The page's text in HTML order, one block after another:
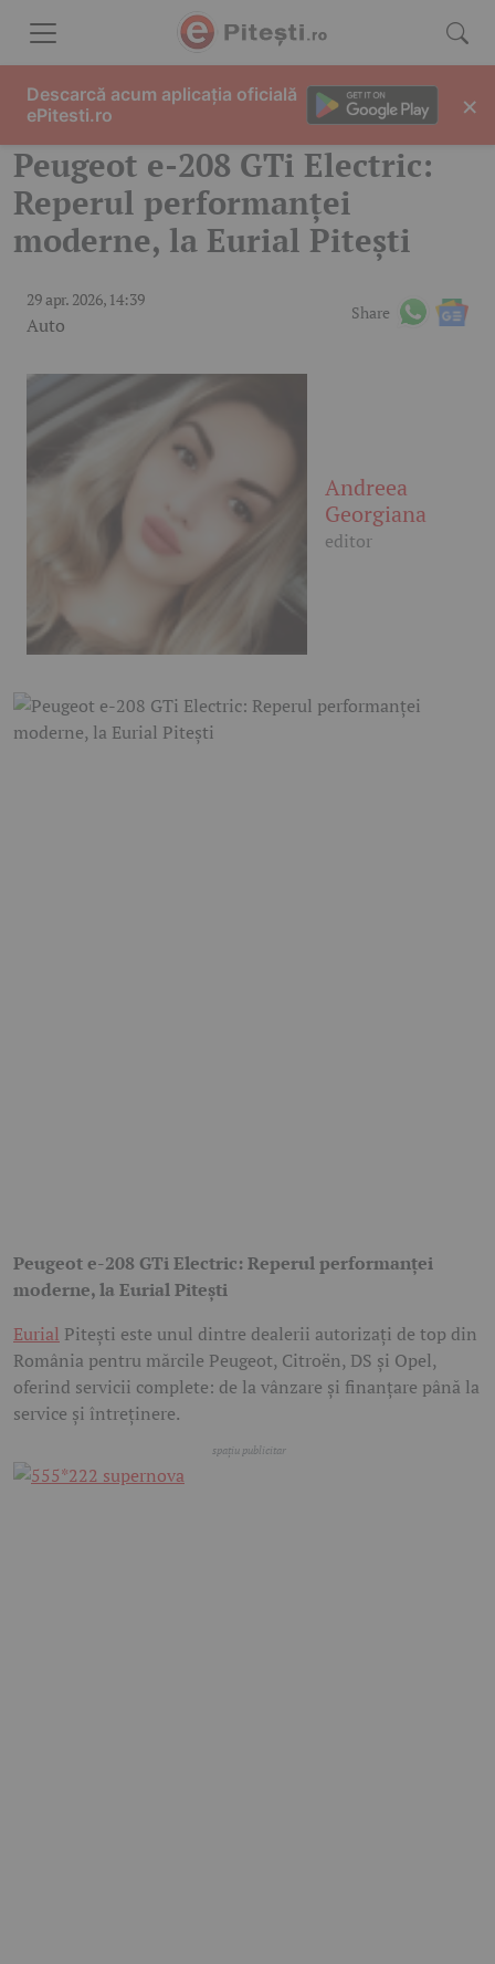
Peugeot e-208 GTi Electric:
Reperul performanței
moderne, la Eurial Pitești
29 apr. 2026, 14:39
Auto
Share
Andreea
Georgiana
editor
Peugeot e-208 GTi Electric: Reperul performanței
moderne, la Eurial Pitești
Eurial Pitești este unul dintre dealerii autorizați de top din
România pentru mărcile Peugeot, Citroën, DS și Opel,
oferind servicii complete: de la vânzare și finanțare până la
service și întreținere.
Descarcă acum aplicația oficială
ePitesti.ro
×